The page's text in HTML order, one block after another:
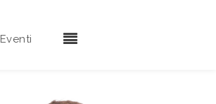
Eventi